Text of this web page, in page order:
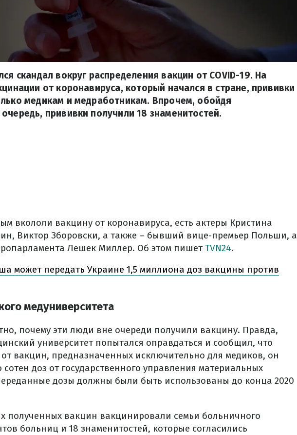
скандал вокруг распределения вакцин от COVID-19. На
от коронавируса, который начался в стране, прививки
медикам и медработникам. Впрочем, обойдя
прививки получили 18 знаменитостей.
вкололи вакцину от коронавируса, есть актеры Кристина
Виктор Зборовски, а также – бывший вице-премьер Польши, а
Лешек Миллер. Об этом пишетTVN24.
может передать Украине 1,5 миллиона доз вакцины против
медуниверситета
почему эти люди вне очереди получили вакцину. Правда,
университет попытался оправдаться и сообщил, что
вакцин, предназначенных исключительно для медиков, он
сотен доз от государственного управления материальных
дозы должны были быть использованы до конца 2020
полученных вакцин вакцинировали семьи больничного
больниц и 18 знаменитостей, которые согласились